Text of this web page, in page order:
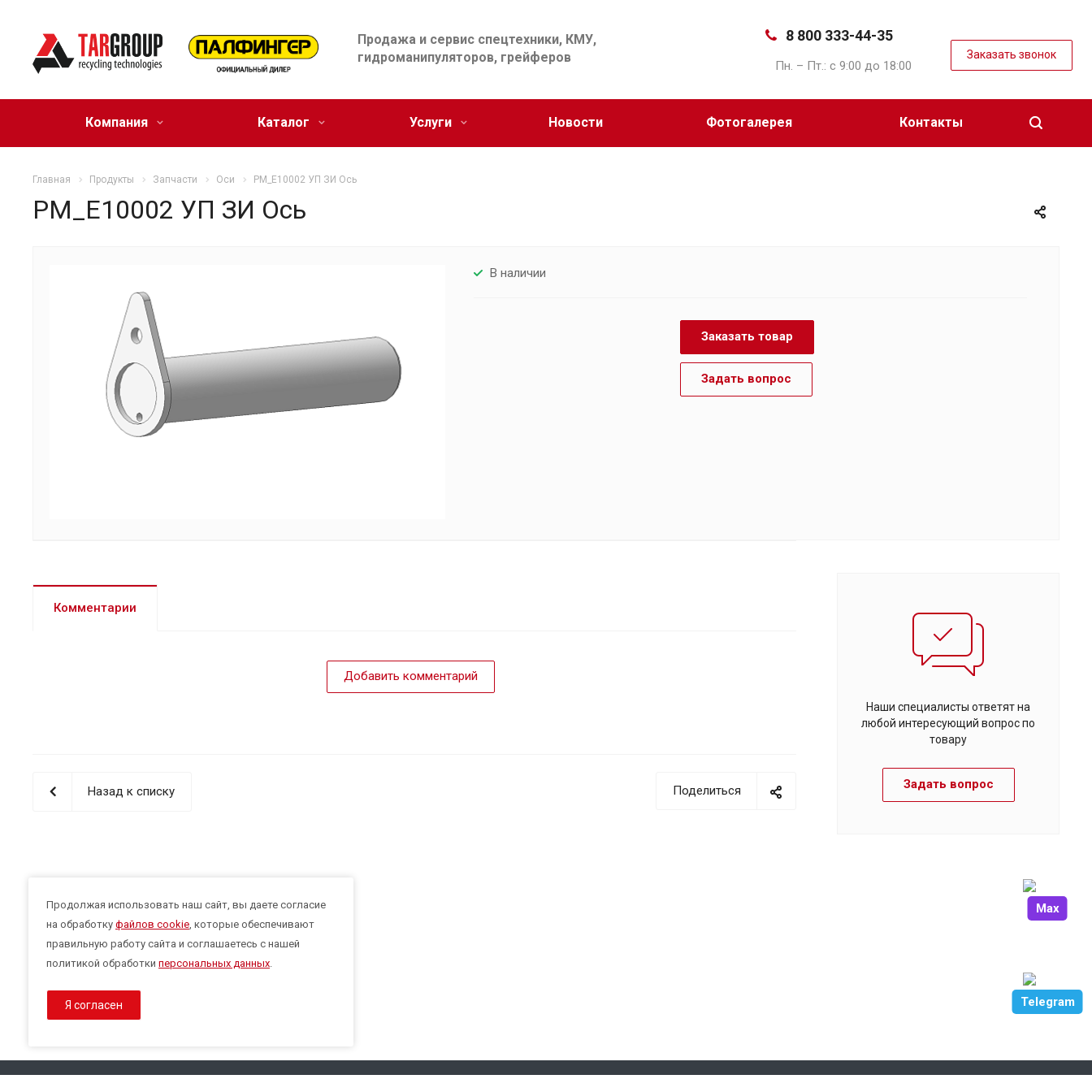
Продажа и сервис спецтехники, КМУ,
гидроманипуляторов, грейферов
8 800 333-44-35
Пн. – Пт.: с 9:00 до 18:00
Заказать звонок
Компания Каталог Услуги Новости Фотогалерея Контакты
Главная Продукты Запчасти Оси PM_E10002 УП ЗИ Ось
PM_E10002 УП ЗИ Ось
В наличии
Заказать товар
Задать вопрос
Комментарии
Добавить комментарий
Наши специалисты ответят на
любой интересующий вопрос по
товару
Задать вопрос
Поделиться
Назад к списку
Telegram
Max
Продолжая использовать наш сайт, вы даете согласие
на обработку файлов cookie, которые обеспечивают
правильную работу сайта и соглашаетесь с нашей
политикой обработки персональных данных.
Я согласен